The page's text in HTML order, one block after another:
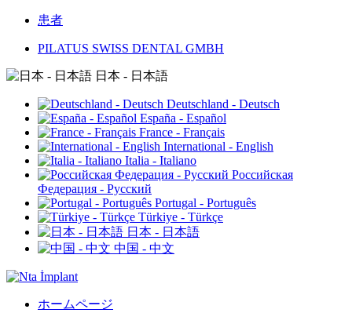
患者
PILATUS SWISS DENTAL GMBH
日本 - 日本語
Deutschland - Deutsch
España - Español
France - Français
International - English
Italia - Italiano
Российская
Федерация - Русский
Portugal - Português
Türkiye - Türkçe
日本 - 日本語
中国 - 中文
ホームページ